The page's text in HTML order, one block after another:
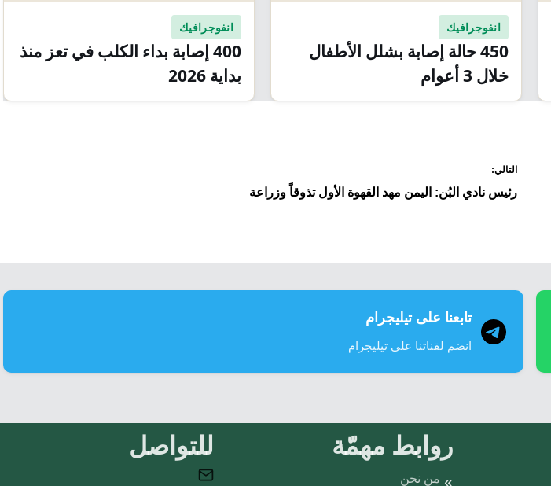
انفوجرافيك
450 حالة إصابة بشلل الأطفال
خلال 3 أعوام
انفوجرافيك
400 إصابة بداء الكلب في تعز منذ
بداية 2026
التالي:
رئيس نادي البُن: اليمن مهد القهوة الأول تذوقاً وزراعة
تابعنا على تيليجرام
انضم لقناتنا على تيليجرام
روابط مهمّة
من نحن
للتواصل